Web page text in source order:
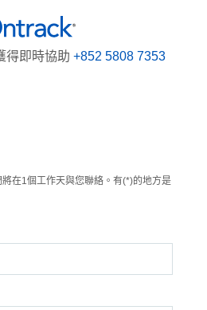
得即時協助 +852 5808 7353
在1個工作天與您聯絡。有(*)的地方是